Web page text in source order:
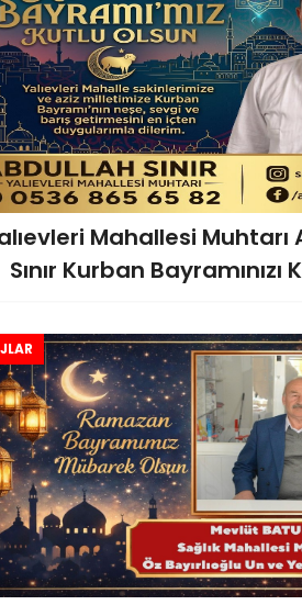
Mahallesi Muhtarı
Sınır Kurban Bayramınızı